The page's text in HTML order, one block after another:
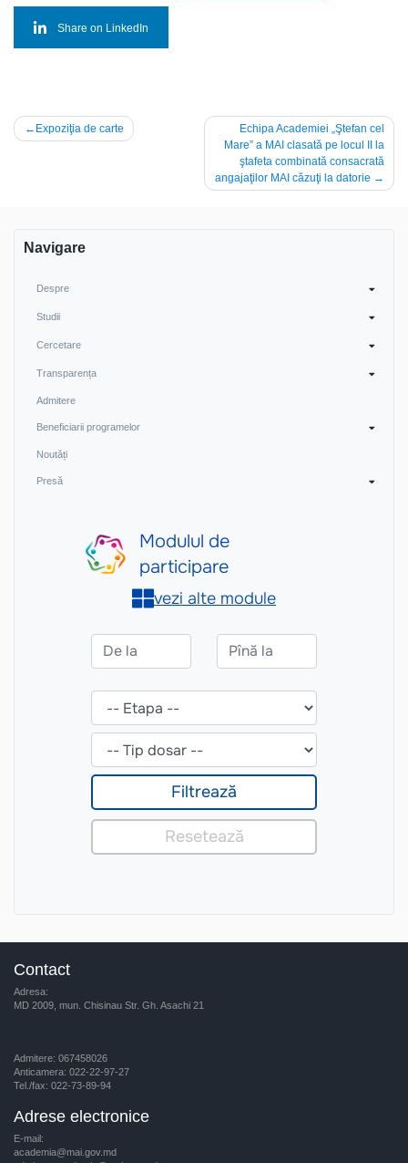
Share on LinkedIn
PostExpoziţia de carte
Echipa Academiei „Ştefan cel
Mare” a MAI clasată pe locul II la
ştafeta combinată consacrată
angajaţilor MAI căzuţi la datorie
Navigare
Despre
Studii
Cercetare
Transparența
Admitere
Beneficiarii programelor
Noutăți
Presă
Contact
Adresa:
MD 2009, mun. Chisinau Str. Gh. Asachi 21
Admitere: 067458026
Anticamera: 022-22-97-27
Tel./fax: 022-73-89-94
Adrese electronice
E-mail:
academia@mai.gov.md